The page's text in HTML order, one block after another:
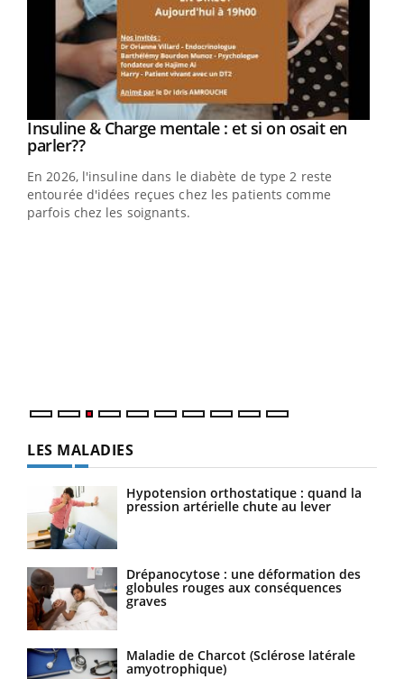
Youtube
Insuline & Charge mentale : et si on osait en
parler??Youtube
En 2026, l'insuline dans le diabète de type 2 reste
entourée d'idées reçues chez les patients comme
parfois chez les soignants.
LES MALADIES
Hypotension orthostatique : quand la
pression artérielle chute au lever
Drépanocytose : une déformation des
globules rouges aux conséquences
graves
Maladie de Charcot (Sclérose latérale
amyotrophique)